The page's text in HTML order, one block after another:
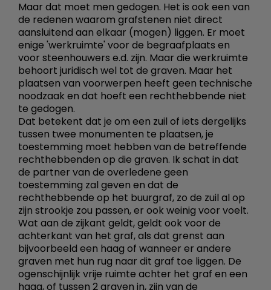
Maar dat moet men gedogen. Het is ook een van
de redenen waarom grafstenen niet direct
aansluitend aan elkaar (mogen) liggen. Er moet
enige 'werkruimte' voor de begraafplaats en
voor steenhouwers e.d. zijn. Maar die werkruimte
behoort juridisch wel tot de graven. Maar het
plaatsen van voorwerpen heeft geen technische
noodzaak en dat hoeft een rechthebbende niet
te gedogen.
Dat betekent dat je om een zuil of iets dergelijks
tussen twee monumenten te plaatsen, je
toestemming moet hebben van de betreffende
rechthebbenden op die graven. Ik schat in dat
de partner van de overledene geen
toestemming zal geven en dat de
rechthebbende op het buurgraf, zo de zuil al op
zijn strookje zou passen, er ook weinig voor voelt.
Wat aan de zijkant geldt, geldt ook voor de
achterkant van het graf, als dat grenst aan
bijvoorbeeld een haag of wanneer er andere
graven met hun rug naar dit graf toe liggen. De
ogenschijnlijk vrije ruimte achter het graf en een
haag, of tussen 2 graven in, zijn van de